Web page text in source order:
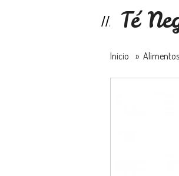
Té
Inicio »